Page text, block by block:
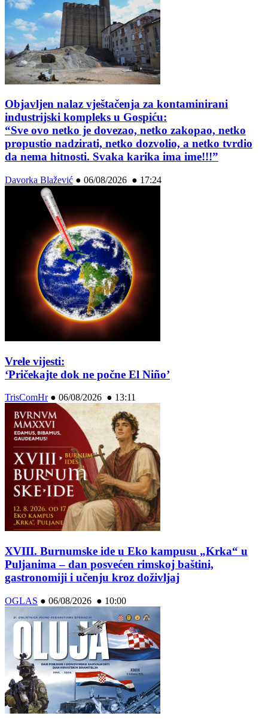
Objavljen nalaz vještačenja za kontaminirani
industrijski kompleks u Gospiću:
“Sve ovo netko je dovezao, netko zakopao, netko
propustio nadzirati, netko dozvolio, a netko tvrdio
da nema hitnosti. Svaka karika ima ime!!!”
Davorka Blažević ● 06/08/2026 ● 17:24
Vrele vijesti:
‘Pričekajte dok ne počne El Niño’
TrisComHr● 06/08/2026 ● 13:11
XVIII. Burnumske ide u Eko kampusu „Krka“ u
Puljanima – dan posvećen rimskoj baštini,
gastronomiji i učenju kroz doživljaj
OGLAS ● 06/08/2026 ● 10:00